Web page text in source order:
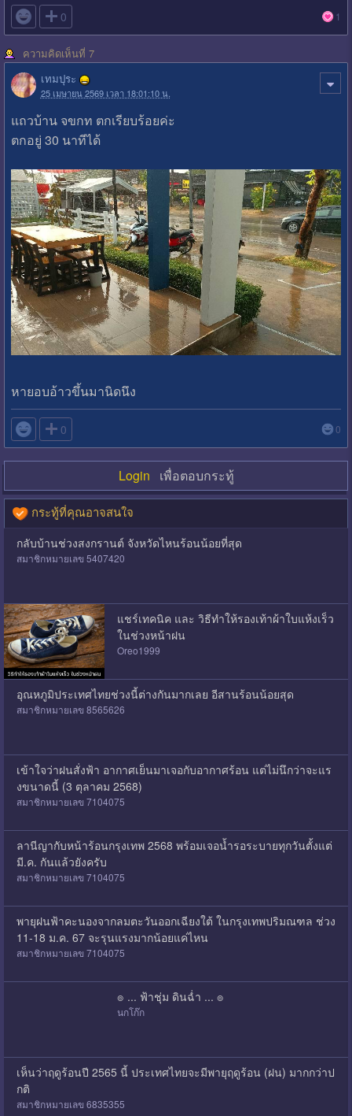
 0 1
ความคิดเห็นที่ 7
เทมปุระ
25 เมษายน 2569 เวลา 18:01:10 น.
แถวบ้าน จขกท ตกเรียบร้อยค่ะ
ตกอยู่ 30 นาทีได้
หายอบอ้าวขึ้นมานิดนึง
 0 0
Login เพื่อตอบกระทู้
กระทู้ที่คุณอาจสนใจ
กลับบ้านช่วงสงกรานต์ จังหวัดไหนร้อนน้อยที่สุด
สมาชิกหมายเลข 5407420
แชร์เทคนิค และ วิธีทำให้รองเท้าผ้าใบแห้งเร็ว
ในช่วงหน้าฝน
Oreo1999
อุณหภูมิประเทศไทยช่วงนี้ต่างกันมากเลย อีสานร้อนน้อยสุด
สมาชิกหมายเลข 8565626
เข้าใจว่าฝนสั่งฟ้า อากาศเย็นมาเจอกับอากาศร้อน แต่ไม่นึกว่าจะแร
งขนาดนี้ (3 ตุลาคม 2568)
สมาชิกหมายเลข 7104075
ลานีญากับหน้าร้อนกรุงเทพ 2568 พร้อมเจอน้ำรอระบายทุกวันตั้งแต่
มี.ค. กันแล้วยังครับ
สมาชิกหมายเลข 7104075
พายุฝนฟ้าคะนองจากลมตะวันออกเฉียงใต้ ในกรุงเทพปริมณฑล ช่วง
11-18 ม.ค. 67 จะรุนแรงมากน้อยแค่ไหน
สมาชิกหมายเลข 7104075
๏ ... ฟ้าชุ่ม ดินฉ่ำ ... ๏
นกโก๊ก
เห็นว่าฤดูร้อนปี 2565 นี้ ประเทศไทยจะมีพายุฤดูร้อน (ฝน) มากกว่าป
กติ
สมาชิกหมายเลข 6835355